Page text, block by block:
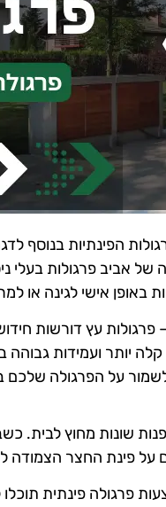
של אביב פרגולות בעלי
באופן אישי לגינה או
פרגולות עץ דורשות
יותר ועמידות גבוהה
על הפרגולה שלכם
שונות מחוץ לבית.
על פינת החצר הצמודה
פרגולה פינתית